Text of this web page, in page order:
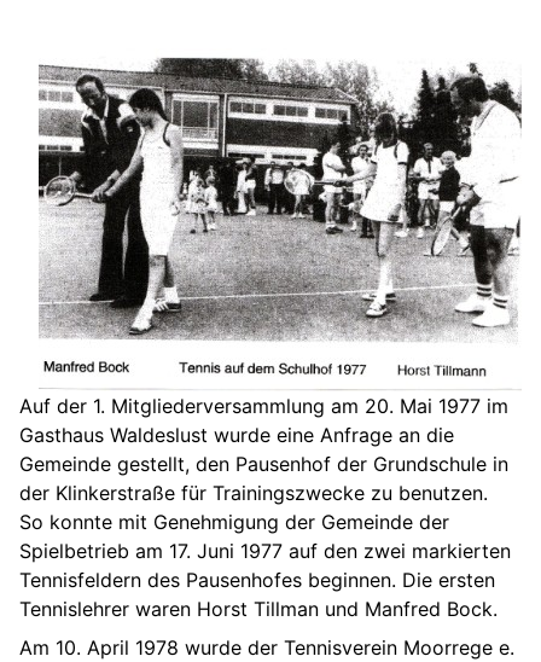
Auf der 1. Mitgliederversammlung am 20. Mai 1977 im
Gasthaus Waldeslust wurde eine Anfrage an die
Gemeinde gestellt, den Pausenhof der Grundschule in
der Klinkerstraße für Trainingszwecke zu benutzen.
So konnte mit Genehmigung der Gemeinde der
Spielbetrieb am 17. Juni 1977 auf den zwei markierten
Tennisfeldern des Pausenhofes beginnen. Die ersten
Tennislehrer waren Horst Tillman und Manfred Bock.
Am 10. April 1978 wurde der Tennisverein Moorrege e.